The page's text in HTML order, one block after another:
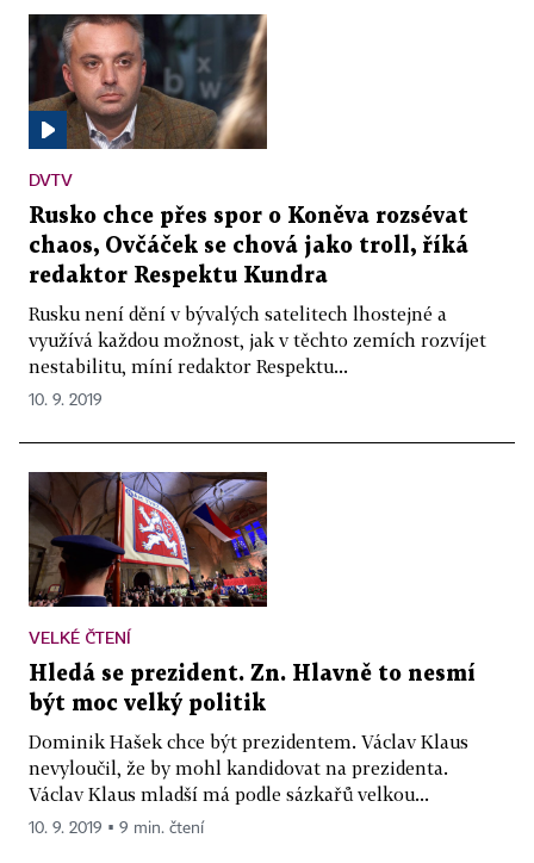
DVTV
Rusko chce přes spor o Koněva rozsévat
chaos, Ovčáček se chová jako troll, říká
redaktor Respektu Kundra
Rusku není dění v bývalých satelitech lhostejné a
využívá každou možnost, jak v těchto zemích rozvíjet
nestabilitu, míní redaktor Respektu...
10. 9. 2019
VELKÉ ČTENÍ
Hledá se prezident. Zn. Hlavně to nesmí
být moc velký politik
Dominik Hašek chce být prezidentem. Václav Klaus
nevyloučil, že by mohl kandidovat na prezidenta.
Václav Klaus mladší má podle sázkařů velkou...
10. 9. 2019 ▪ 9 min. čtení